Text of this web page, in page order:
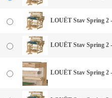
LOUËT Stav Spring 2
LOUËT Stav Spring 2
LOUËT Stav Spring 2